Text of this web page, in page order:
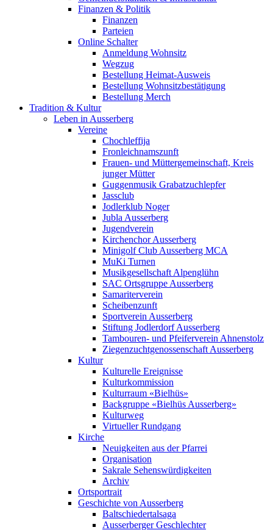
Finanzen & Politik
Finanzen
Parteien
Online Schalter
Anmeldung Wohnsitz
Wegzug
Bestellung Heimat-Ausweis
Bestellung Wohnsitzbestätigung
Bestellung Merch
Tradition & Kultur
Leben in Ausserberg
Vereine
Chochleffija
Fronleichnamszunft
Frauen- und Müttergemeinschaft, Kreis
junger Mütter
Guggenmusik Grabatzuchlepfer
Jassclub
Jodlerklub Noger
Jubla Ausserberg
Jugendverein
Kirchenchor Ausserberg
Minigolf Club Ausserberg MCA
MuKi Turnen
Musikgesellschaft Alpenglühn
SAC Ortsgruppe Ausserberg
Samariterverein
Scheibenzunft
Sportverein Ausserberg
Stiftung Jodlerdorf Ausserberg
Tambouren- und Pfeiferverein Ahnenstolz
Ziegenzuchtgenossenschaft Ausserberg
Kultur
Kulturelle Ereignisse
Kulturkommission
Kulturraum «Bielhüs»
Backgruppe «Bielhüs Ausserberg»
Kulturweg
Virtueller Rundgang
Kirche
Neuigkeiten aus der Pfarrei
Organisation
Sakrale Sehenswürdigkeiten
Archiv
Ortsportrait
Geschichte von Ausserberg
Baltschiedertalsaga
Ausserberger Geschlechter